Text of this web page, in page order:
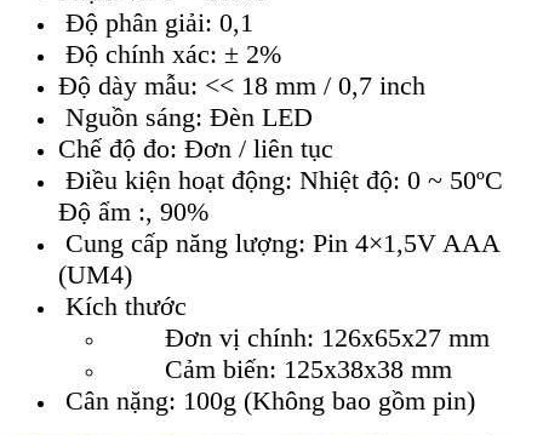
Độ phân giải: 0,1
Độ chính xác: ± 2%
Độ dày mẫu: << 18 mm / 0,7 inch
Nguồn sáng: Đèn LED
Chế độ đo: Đơn / liên tục
Điều kiện hoạt động: Nhiệt độ: 0 ~ 50ºC
Độ ẩm :, 90%
Cung cấp năng lượng: Pin 4×1,5V AAA
(UM4)
Kích thước
Đơn vị chính: 126x65x27 mm
Cảm biến: 125x38x38 mm
Cân nặng: 100g (Không bao gồm pin)